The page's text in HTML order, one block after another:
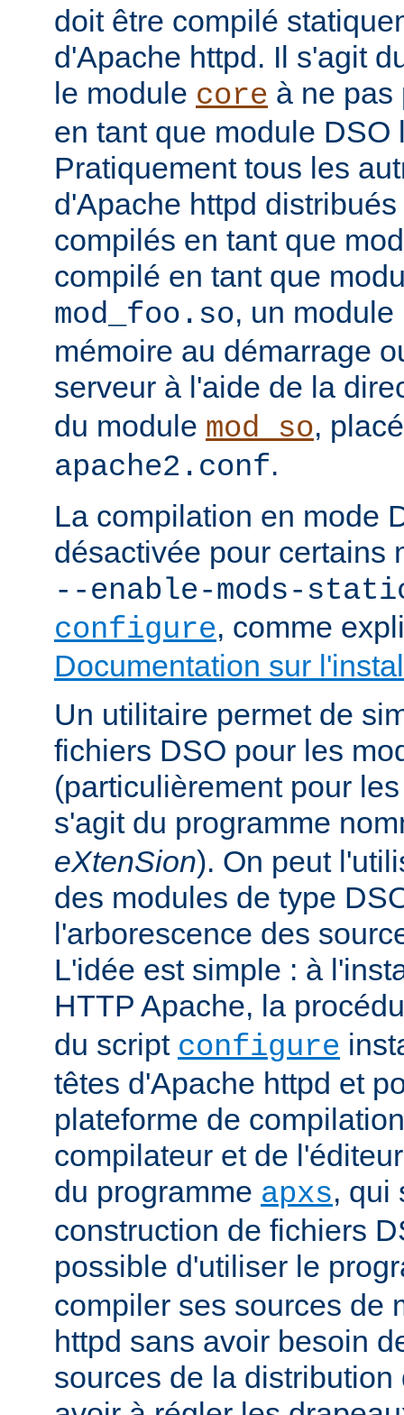
doit être compilé
d'Apache httpd. Il s'agit
le module core à ne pas
en tant que module DSO
Pratiquement tous les
d'Apache httpd
compilés en tant que
compilé en tant que
mod_foo.so, un
mémoire au démarrage
serveur à l'aide de la
du module mod_so,
apache2.conf.
La compilation en mode
désactivée pour certains
--enable-mods-
configure, comme
Documentation sur
Un utilitaire permet de
fichiers DSO pour les
(particulièrement pour
s'agit du programme
eXtenSion). On peut
des modules de type
l'arborescence des
L'idée est simple : à
HTTP Apache, la
du script configure
têtes d'Apache httpd et
plateforme de
compilateur et de
du programme apxs, qui
construction de fichiers
possible d'utiliser le
compiler ses sources de
httpd sans avoir besoin
sources de la